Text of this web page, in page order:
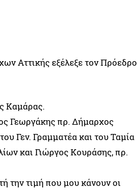
Αττικής εξέλεξε τον Πρόεδρο
Καμάρας.
Γεωργάκης πρ. Δήμαρχος
Γεν. Γραμματέα και του Ταμία
και Γιώργος Κουράσης, πρ.
την τιμή που μου κάνουν οι